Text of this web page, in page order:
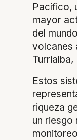
Pacífico,
mayor
del
volcanes
Turrialba,
Estos
riqueza
un riesgo